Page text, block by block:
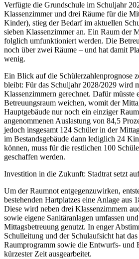
Verfügte die Grundschule im Schuljahr
Klassenzimmer und drei Räume für die
Kinder), stieg der Bedarf im aktuellen
sieben Klassenzimmer an. Ein Raum der
folglich umfunktioniert werden. Die
noch über zwei Räume – und hat damit
wenig.
Ein Blick auf die Schülerzahlenprognose
bleibt: Für das Schuljahr 2028/2029 wird
Klassenzimmern gerechnet. Dafür müsste
Betreuungsraum weichen, womit der
Hauptgebäude nur noch ein einziger
angenommenen Auslastung von 84,5
jedoch insgesamt 124 Schüler in der
im Bestandsgebäude dann lediglich 24
können, muss für die restlichen 100
geschaffen werden.
Investition in die Zukunft: Stadtrat setzt
Um der Raumnot entgegenzuwirken,
bestehenden Hartplatzes eine Anlage aus
Diese wird neben drei Klassenzimmern
sowie eigene Sanitäranlagen umfassen
Mittagsbetreuung genutzt. In enger
Schulleitung und der Schulaufsicht hat
Raumprogramm sowie die Entwurfs- und
kürzester Zeit ausgearbeitet.